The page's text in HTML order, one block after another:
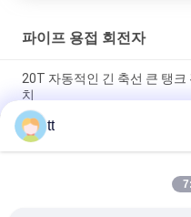
파이프 용접 회전자
20T 자동적인 긴 축선 큰 탱
치
자동화된 지도 나사 조정가능
위로 및 과료 조정
유압 위/아래 회전 속도 변화
tt